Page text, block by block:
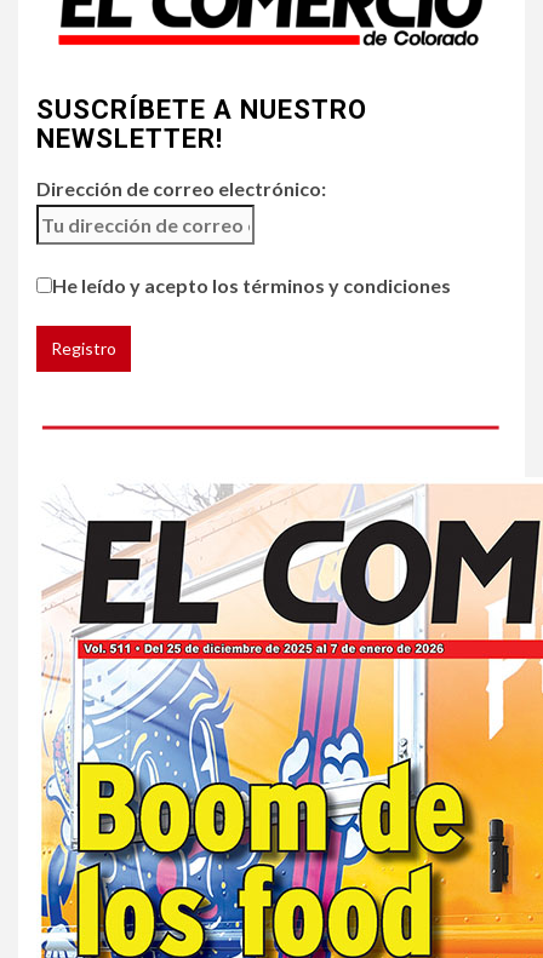
Chipotle retira chiles
jalapeños de varios
5
HOGAR Y SALUD
Generación Z ignora riesgo
de cáncer al broncearse
SUSCRÍBETE A NUESTRO
NEWSLETTER!
Dirección de correo electrónico:
He leído y acepto los términos y condiciones